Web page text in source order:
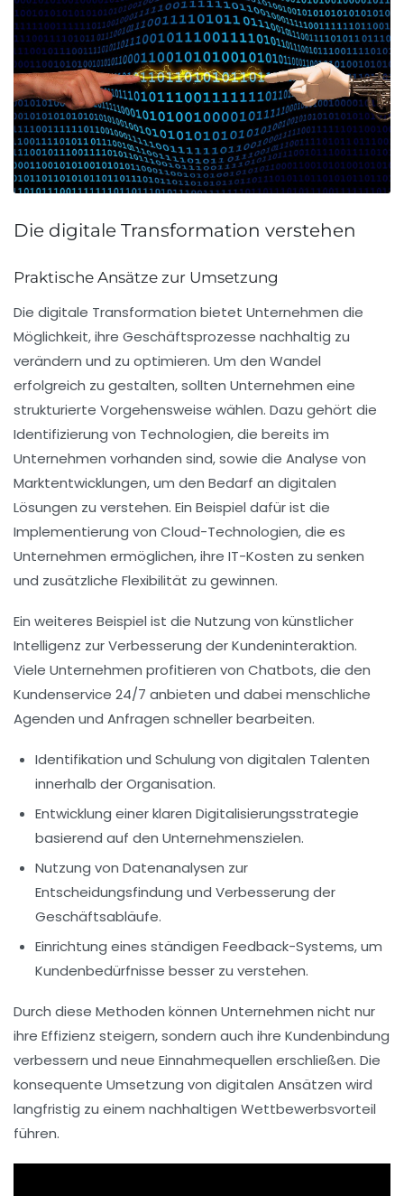
Die digitale Transformation verstehen
Praktische Ansätze zur Umsetzung
Die digitale Transformation bietet Unternehmen die
Möglichkeit, ihre Geschäftsprozesse nachhaltig zu
verändern und zu optimieren. Um den Wandel
erfolgreich zu gestalten, sollten Unternehmen eine
strukturierte Vorgehensweise wählen. Dazu gehört die
Identifizierung von Technologien, die bereits im
Unternehmen vorhanden sind, sowie die Analyse von
Marktentwicklungen, um den Bedarf an digitalen
Lösungen zu verstehen. Ein Beispiel dafür ist die
Implementierung von Cloud-Technologien, die es
Unternehmen ermöglichen, ihre IT-Kosten zu senken
und zusätzliche Flexibilität zu gewinnen.
Ein weiteres Beispiel ist die Nutzung von künstlicher
Intelligenz zur Verbesserung der Kundeninteraktion.
Viele Unternehmen profitieren von Chatbots, die den
Kundenservice 24/7 anbieten und dabei menschliche
Agenden und Anfragen schneller bearbeiten.
Identifikation und Schulung von digitalen Talenten
innerhalb der Organisation.
Entwicklung einer klaren Digitalisierungsstrategie
basierend auf den Unternehmenszielen.
Nutzung von Datenanalysen zur
Entscheidungsfindung und Verbesserung der
Geschäftsabläufe.
Einrichtung eines ständigen Feedback-Systems, um
Kundenbedürfnisse besser zu verstehen.
Durch diese Methoden können Unternehmen nicht nur
ihre Effizienz steigern, sondern auch ihre Kundenbindung
verbessern und neue Einnahmequellen erschließen. Die
konsequente Umsetzung von digitalen Ansätzen wird
langfristig zu einem nachhaltigen Wettbewerbsvorteil
führen.